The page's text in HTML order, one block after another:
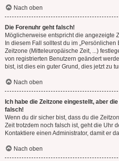
Nach oben
Die Forenuhr geht falsch!
Möglicherweise entspricht die angezeigte
In diesem Fall solltest du im
Zeitzone (Mitteleuropäische Zeit, ...)
von registrierten Benutzern geändert
bist, ist dies ein guter Grund, dies jetzt zu
Nach oben
Ich habe die Zeitzone eingestellt, aber
falsch!
Wenn du dir sicher bist, dass du die
Zeit trotzdem noch falsch ist, geht die Uhr
Kontaktiere einen Administrator, damit er
Nach oben